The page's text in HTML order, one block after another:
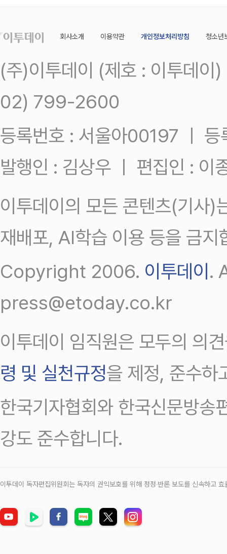
회사소개 이용약관 개인정보처리방침 청소년
(주)이투데이 (제호 : 이투데
02) 799-2600
등록번호 : 서울아00197 ㅣ
발행인 : 김상우 ㅣ 편집인 : 이
이투데이의 모든 콘텐츠(기사)
재배포, AI학습 이용 등을 금지
Copyright 2006. 이투데이.
press@etoday.co.kr
이투데이 임직원은 모두의 의
령 및 실천규정을 제정, 준수하
한국기자협회와 한국신문방송
강도 준수합니다.
이투데이 독자편집위원회는 독자의 권익보호를 위해 정정‧반론 보도를 신속하고